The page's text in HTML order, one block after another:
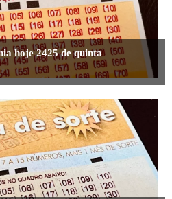
hoje 2425 de quinta